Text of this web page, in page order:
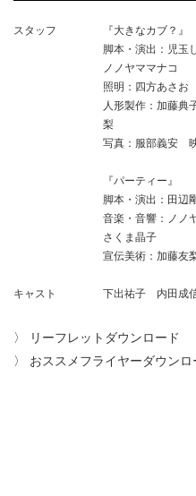
スタッフ
『大きなカブ？』
脚本・演出：児
ノノヤママナコ
照明：四方あさ
人形製作：加藤
梨
写真：服部義安
『パーティー』
脚本・演出：田
音楽・音響：ノ
さくま晶子
宣伝美術：加藤
キャスト 下出祐子 内田成
〉
リーフレットダウンロード
〉 おススメフライヤーダウンロ